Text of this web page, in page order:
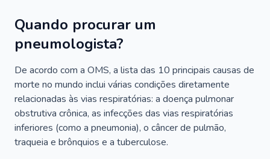
Quando procurar um
pneumologista?
De acordo com a OMS, a lista das 10 principais causas de
morte no mundo inclui várias condições diretamente
relacionadas às vias respiratórias: a doença pulmonar
obstrutiva crônica, as infecções das vias respiratórias
inferiores (como a pneumonia), o câncer de pulmão,
traqueia e brônquios e a tuberculose.